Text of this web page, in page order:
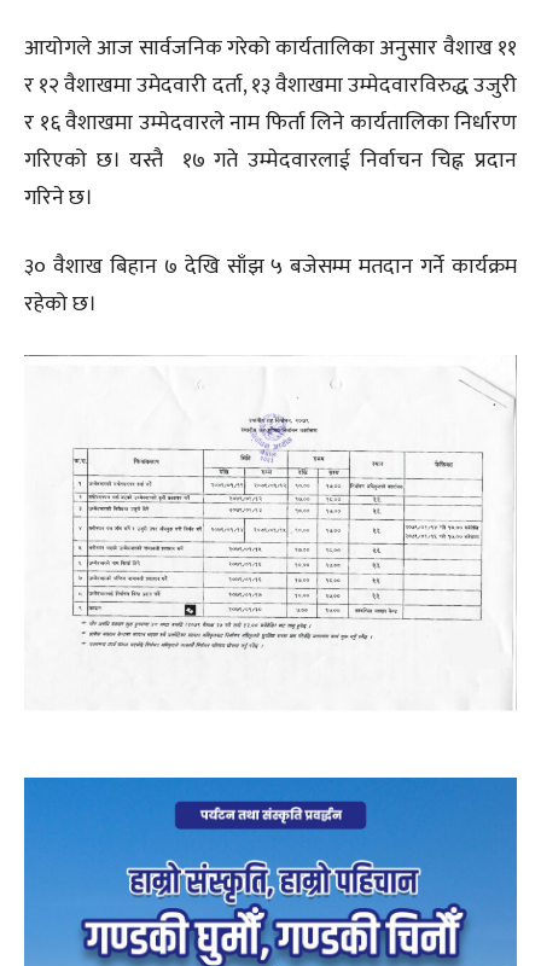
आयोगले आज सार्वजनिक गरेको कार्यतालिका अनुसार वैशाख ११
र १२ वैशाखमा उमेदवारी दर्ता, १३ वैशाखमा उम्मेदवारविरुद्ध उजुरी
र १६ वैशाखमा उम्मेदवारले नाम फिर्ता लिने कार्यतालिका निर्धारण
गरिएको छ। यस्तै १७ गते उम्मेदवारलाई निर्वाचन चिह्न प्रदान
गरिने छ।
३० वैशाख बिहान ७ देखि साँझ ५ बजेसम्म मतदान गर्ने कार्यक्रम
रहेको छ।